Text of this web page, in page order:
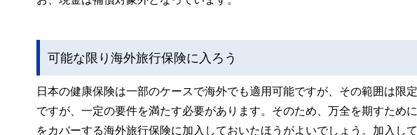
可能な限り海外旅行保険に入ろう
日本の健康保険は一部のケースで海外でも適用可能ですが、その範囲は限
ですが、一定の要件を満たす必要があります。そのため、万全を期すため
をカバーする海外旅行保険に加入しておいたほうがよいでしょう。加入し